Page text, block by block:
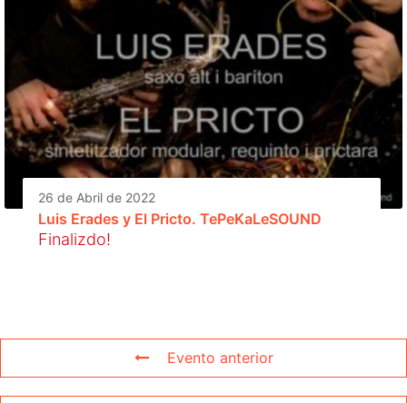
26 de Abril de 2022
Luis Erades y El Pricto. TePeKaLeSOUND
Finalizdo!
Evento anterior